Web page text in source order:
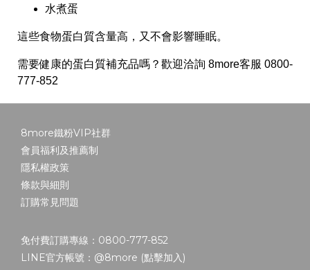
水煮蛋
這些食物蛋白質含量高，又不會影響睡眠。
需要健康的蛋白質補充品嗎？歡迎洽詢 8more客服 0800-
777-852
8more鐵粉VIP社群
會員福利及推薦制
隱私權政策
條款與細則
訂購常見問題
免付費訂購專線：0800-777-852
LINE官方帳號：@8more (點擊加入)